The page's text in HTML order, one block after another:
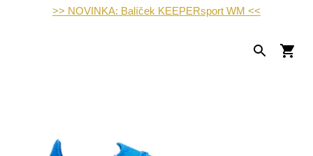
>> NOVINKA: Balíček KEEPERsport WM <<